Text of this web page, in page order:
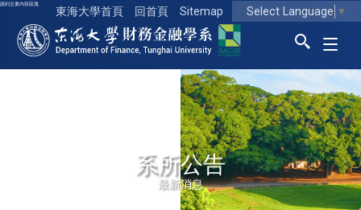
跳到主要內容區塊
東海大學首頁 回首頁 Sitemap Select Language ▼
東海大學logo
系所公告
最新消息